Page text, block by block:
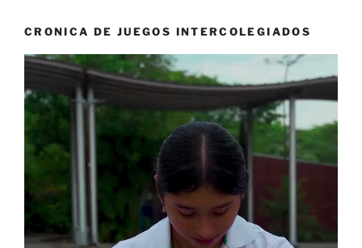
CRONICA DE JUEGOS INTERCOLEGIADOS
Reproductor
vídeo